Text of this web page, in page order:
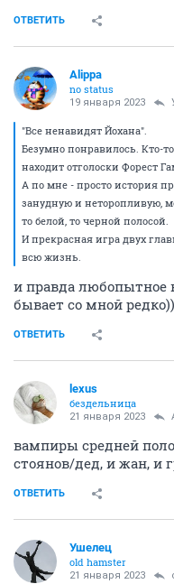
ОТВЕТИТЬ
Alippa
no status
19 января 2023
"Все ненавидят Йохана".
Безумно понравилось. Кто-
находит отголоски Форест
А по мне - просто история
занудную и неторопливую,
то белой, то черной полосой.
И прекрасная игра двух
всю жизнь.
и правда любопытное
бывает со мной редко))
ОТВЕТИТЬ
lexus
бездельница
21 января 2023
вампиры средней
стоянов/дед, и жан, и
ОТВЕТИТЬ
Ушелец
old hamster
21 января 2023